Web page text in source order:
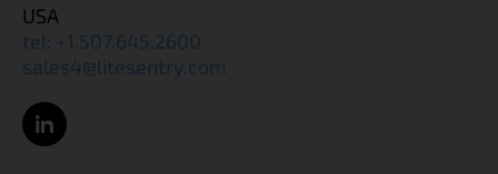
USA
tel: +1.507.645.2600
sales4@litesentry.com